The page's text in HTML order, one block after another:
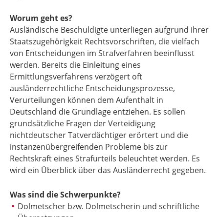
Worum geht es?
Ausländische Beschuldigte unterliegen aufgrund ihrer
Staatszugehörigkeit Rechtsvorschriften, die vielfach
von Entscheidungen im Strafverfahren beeinflusst
werden. Bereits die Einleitung eines
Ermittlungsverfahrens verzögert oft
ausländerrechtliche Entscheidungsprozesse,
Verurteilungen können dem Aufenthalt in
Deutschland die Grundlage entziehen. Es sollen
grundsätzliche Fragen der Verteidigung
nichtdeutscher Tatverdächtiger erörtert und die
instanzenübergreifenden Probleme bis zur
Rechtskraft eines Strafurteils beleuchtet werden. Es
wird ein Überblick über das Ausländerrecht gegeben.
Was sind die Schwerpunkte?
Dolmetscher bzw. Dolmetscherin und schriftliche